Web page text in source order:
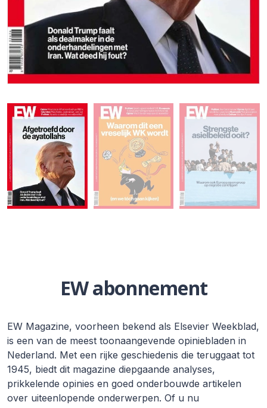
EW abonnement
EW Magazine, voorheen bekend als Elsevier Weekblad,
is een van de meest toonaangevende opiniebladen in
Nederland. Met een rijke geschiedenis die teruggaat tot
1945, biedt dit magazine diepgaande analyses,
prikkelende opinies en goed onderbouwde artikelen
over uiteenlopende onderwerpen. Of u nu